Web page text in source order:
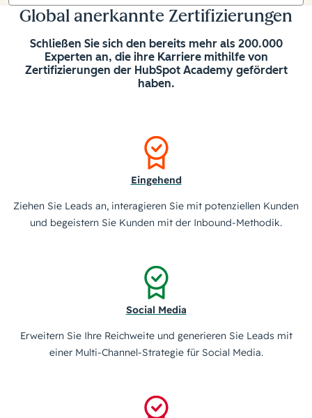
Global anerkannte Zertifizierungen
Schließen Sie sich den bereits mehr als 200.000
Experten an, die ihre Karriere mithilfe von
Zertifizierungen der HubSpot Academy gefördert
haben.
Eingehend
Ziehen Sie Leads an, interagieren Sie mit potenziellen Kunden
und begeistern Sie Kunden mit der Inbound-Methodik.
Social Media
Erweitern Sie Ihre Reichweite und generieren Sie Leads mit
einer Multi-Channel-Strategie für Social Media.